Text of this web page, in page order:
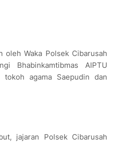
oleh Waka Polsek Cibarusah
Bhabinkamtibmas AIPTU
agama Saepudin dan
jajaran Polsek Cibarusah